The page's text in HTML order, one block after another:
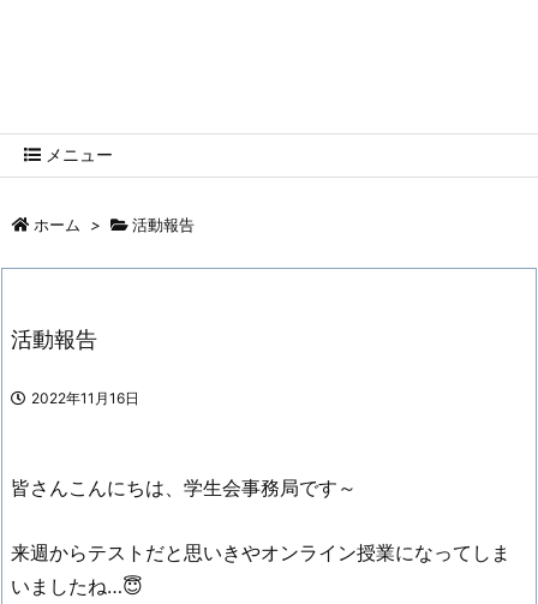
メニュー
ホーム > 活動報告
活動報告
2022年11月16日
皆さんこんにちは、学生会事務局です～
来週からテストだと思いきやオンライン授業になってしま
いましたね…😇